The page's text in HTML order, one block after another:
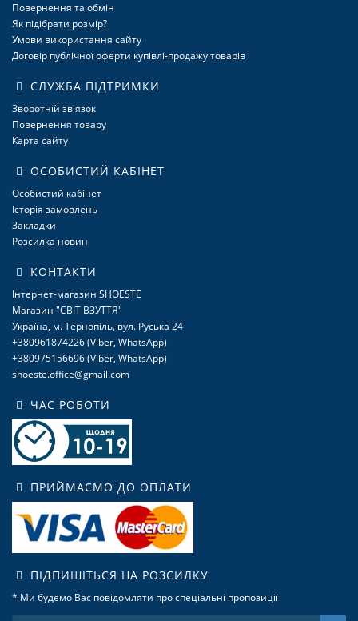
Повернення та обмін
Як підібрати розмір?
Умови використання сайту
Договір публічної оферти купівлі-продажу товарів
СЛУЖБА ПІДТРИМКИ
Зворотній зв'язок
Повернення товару
Карта сайту
ОСОБИСТИЙ КАБІНЕТ
Особистий кабінет
Історія замовлень
Закладки
Розсилка новин
КОНТАКТИ
Інтернет-магазин SHOESTE
Магазин "СВІТ ВЗУТТЯ"
Україна, м. Тернопіль, вул. Руська 24
+380961874226 (Viber, WhatsApp)
+380975156696 (Viber, WhatsApp)
shoeste.office@gmail.com
ЧАС РОБОТИ
ПРИЙМАЄМО ДО ОПЛАТИ
ПІДПИШІТЬСЯ НА РОЗСИЛКУ
* Ми будемо Вас повідомляти про спеціальні пропозиції